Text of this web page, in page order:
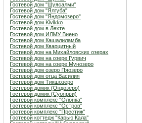
Гостевой дом "Шуясалми"
Гостевой дом "Ялгуба"
Гостевой дом "Яндомозеро"
Гостевой дом Kivikko
Гостевой дом в Лехте
Гостевой дом ИЛМУ Виено
Гостевой дом Кашалиламба
Гостевой дом Кварцитный
Гостевой дом на Михайловских озерах
Гостевой дом на озере Гурвич
Гостевой дом на озере Мунозеро
Гостевой дом озеро Пяозеро
Гостевой дом отца Василия
Гостевой дом Тикшозеро
Гостевой домик (Ондозеро)
Гостевой домик (Суоярви)
Гостевой комплекс "Олонка"
Гостевой комплекс "Остров"
Гостевой комплекс "Престиж"
Гостевой коттедж "Карью Кала"